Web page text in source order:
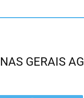
GERAIS